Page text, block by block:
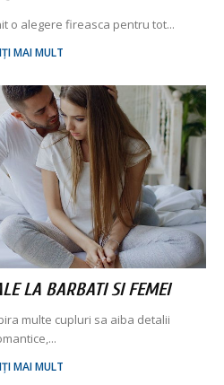
o alegere fireasca pentru tot...
MAI MULT
LA BARBATI SI FEMEI
multe cupluri sa aiba detalii
MAI MULT